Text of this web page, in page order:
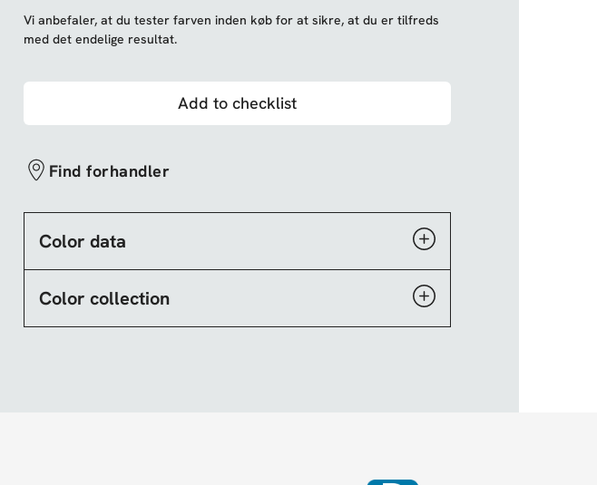
Vi anbefaler, at du tester farven inden køb for at sikre, at du er tilfreds
med det endelige resultat.
Add to checklist
Find forhandler
Color data
Color collection